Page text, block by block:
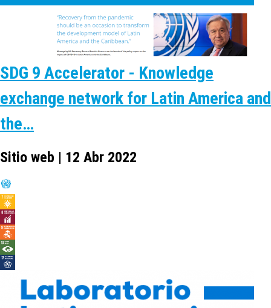
SDG 9 Accelerator - Knowledge
exchange network for Latin America and
the…
Sitio web | 12 Abr 2022